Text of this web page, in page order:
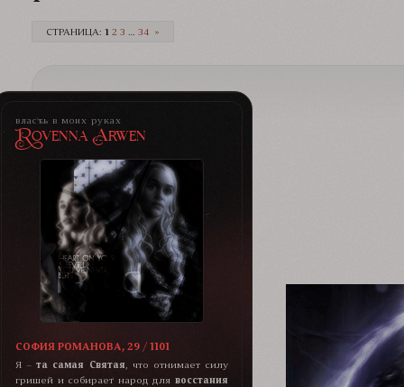
СТРАНИЦА: 1 2 3 34 »
власть в моих руках
Rovenna Arwen
СОФИЯ РОМАНОВА, 29 / 1101
Я –та самая Святая , что отнимает силу
гришей и собирает народ для восстания